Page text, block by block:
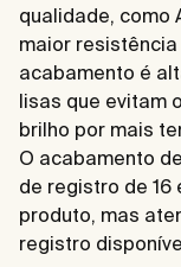
qualidade, como
maior
acabamento é
lisas que evitam
brilho por mais
O acabamento
de registro de 16
produto, mas
registro